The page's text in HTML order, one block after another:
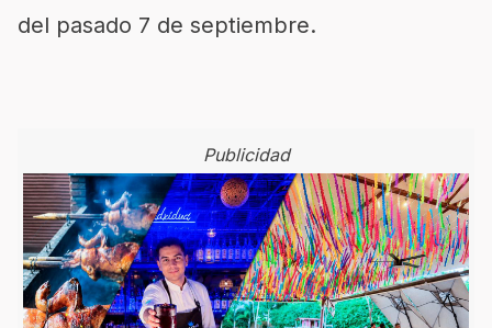
del pasado 7 de septiembre.
Publicidad